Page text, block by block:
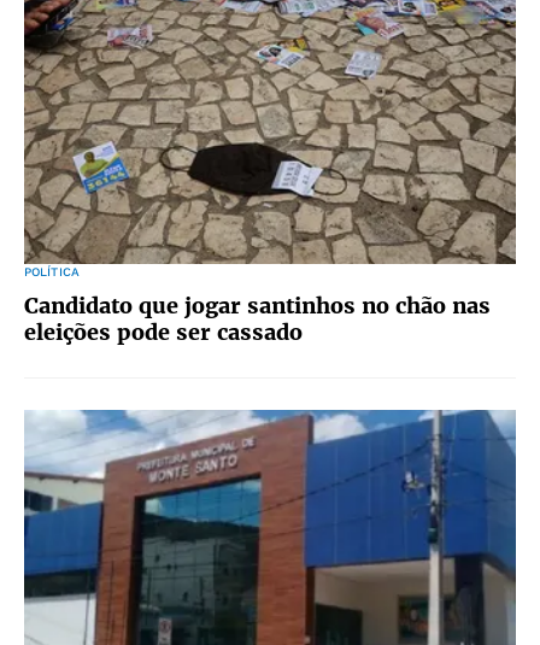
POLÍTICA
Candidato que jogar santinhos no chão nas
eleições pode ser cassado